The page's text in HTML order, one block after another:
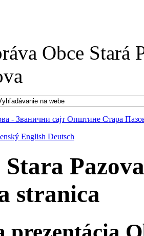
Obce Stará
English Deutsch
stranica